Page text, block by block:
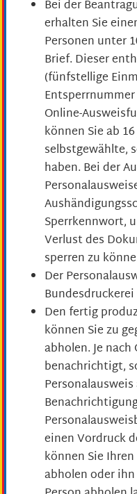
Bei der
erhalten Sie
Personen unter
Brief. Dieser
(fünfstellige
Entsperrnummer
Online-
können Sie ab
selbstgewählte,
haben. Bei der
Sperrkennwort,
Verlust des
sperren zu
Der
Den fertig
können Sie zu
abholen.Je
benachrichtigt,
einen Vordruck
können Sie
abholen oder